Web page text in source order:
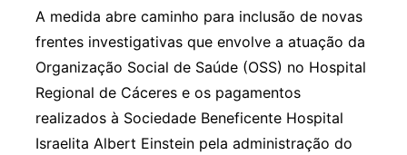
A medida abre caminho para inclusão de novas
frentes investigativas que envolve a atuação da
Organização Social de Saúde (OSS) no Hospital
Regional de Cáceres e os pagamentos
realizados à Sociedade Beneficente Hospital
Israelita Albert Einstein pela administração do